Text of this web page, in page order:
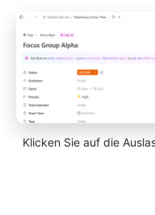
Klicken Sie auf die